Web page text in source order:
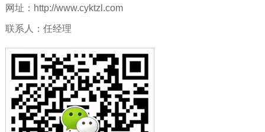
网址：http://www.cyktzl.com
联系人：任经理